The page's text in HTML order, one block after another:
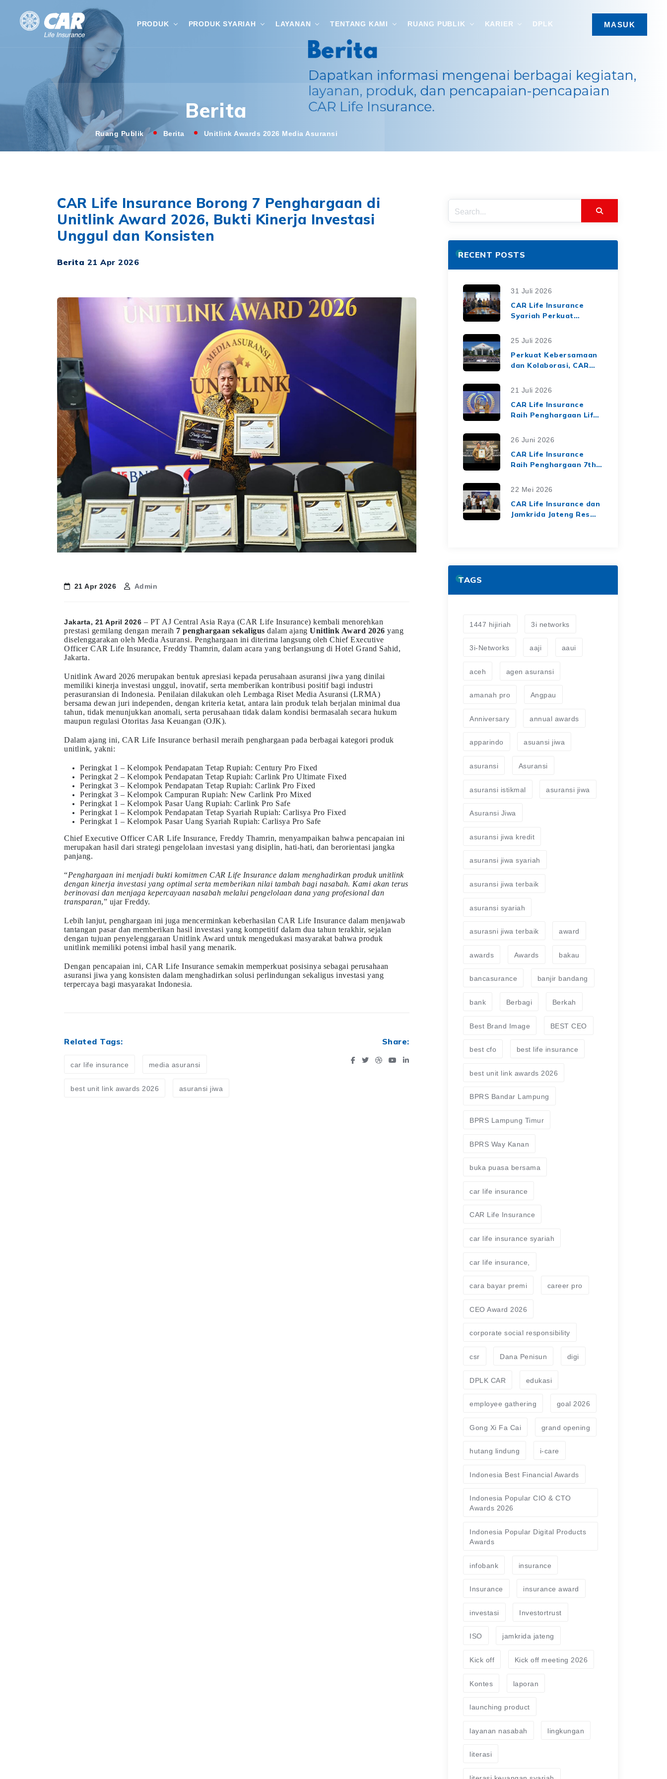
PRODUK PRODUK SYARIAH LAYANAN TENTANG KAMI RUANG PUBLIK KARIER DPLK MASUK
Berita
Ruang Publik Berita Unitlink Awards 2026 Media Asuransi
CAR Life Insurance Borong 7 Penghargaan di
Unitlink Award 2026, Bukti Kinerja Investasi
Unggul dan Konsisten
Berita 21 Apr 2026
21 Apr 2026 Admin
Jakarta, 21 April 2026 – PT AJ Central Asia Raya (CAR Life Insurance) kembali menorehkan
prestasi gemilang dengan meraih 7 penghargaan sekaligus dalam ajangUnitlink Award 2026 yang
diselenggarakan oleh Media Asuransi. Penghargaan ini diterima langsung oleh Chief Executive
Officer CAR Life Insurance, Freddy Thamrin, dalam acara yang berlangsung di Hotel Grand Sahid,
Jakarta.
Unitlink Award 2026 merupakan bentuk apresiasi kepada perusahaan asuransi jiwa yang dinilai
memiliki kinerja investasi unggul, inovatif, serta memberikan kontribusi positif bagi industri
perasuransian di Indonesia. Penilaian dilakukan oleh Lembaga Riset Media Asuransi (LRMA)
bersama dewan juri independen, dengan kriteria ketat, antara lain produk telah berjalan minimal dua
tahun, tidak menunjukkan anomali, serta perusahaan tidak dalam kondisi bermasalah secara hukum
maupun regulasi Otoritas Jasa Keuangan (OJK).
Dalam ajang ini, CAR Life Insurance berhasil meraih penghargaan pada berbagai kategori produk
unitlink, yakni:
Peringkat 1 – Kelompok Pendapatan Tetap Rupiah: Century Pro Fixed
Peringkat 2 – Kelompok Pendapatan Tetap Rupiah: Carlink Pro Ultimate Fixed
Peringkat 3 – Kelompok Pendapatan Tetap Rupiah: Carlink Pro Fixed
Peringkat 3 – Kelompok Campuran Rupiah: New Carlink Pro Mixed
Peringkat 1 – Kelompok Pasar Uang Rupiah: Carlink Pro Safe
Peringkat 1 – Kelompok Pendapatan Tetap Syariah Rupiah: Carlisya Pro Fixed
Peringkat 1 – Kelompok Pasar Uang Syariah Rupiah: Carlisya Pro Safe
Chief Executive Officer CAR Life Insurance, Freddy Thamrin, menyampaikan bahwa pencapaian ini
merupakan hasil dari strategi pengelolaan investasi yang disiplin, hati-hati, dan berorientasi jangka
panjang.
“Penghargaan ini menjadi bukti komitmen CAR Life Insurance dalam menghadirkan produk unitlink
dengan kinerja investasi yang optimal serta memberikan nilai tambah bagi nasabah. Kami akan terus
berinovasi dan menjaga kepercayaan nasabah melalui pengelolaan dana yang profesional dan
transparan,” ujar Freddy.
Lebih lanjut, penghargaan ini juga mencerminkan keberhasilan CAR Life Insurance dalam menjawab
tantangan pasar dan memberikan hasil investasi yang kompetitif dalam dua tahun terakhir, sejalan
dengan tujuan penyelenggaraan Unitlink Award untuk mengedukasi masyarakat bahwa produk
unitlink memiliki potensi imbal hasil yang menarik.
Dengan pencapaian ini, CAR Life Insurance semakin memperkuat posisinya sebagai perusahaan
asuransi jiwa yang konsisten dalam menghadirkan solusi perlindungan sekaligus investasi yang
terpercaya bagi masyarakat Indonesia.
Related Tags:
car life insurance media asuransi
best unit link awards 2026 asuransi jiwa
Share:
RECENT POSTS
31 Juli 2026
CAR Life Insurance
Syariah Perkuat
Syariah melalui Kerja
Syariah dengan Tiga
BPRS di Lampung
25 Juli 2026
Perkuat Kebersamaan
dan Kolaborasi, CAR
Employee Gathering
"Harmoni Nusantara,
Sinergi Berkelanjutan"
21 Juli 2026
CAR Life Insurance
Raih Penghargaan Life
Market Leaders 2026
26 Juni 2026
CAR Life Insurance
Raih Penghargaan 7th
Companies Awards
Keuangan yang Solid
dan Berkelanjutan
22 Mei 2026
CAR Life Insurance dan
Jamkrida Jateng Resmi
TAGS
1447 hijiriah 3i networks
3i-Networks aaji aaui
aceh agen asuransi
amanah pro Angpau
Anniversary annual awards
apparindo asuansi jiwa
asuransi Asuransi
asuransi istikmal asuransi jiwa
Asuransi Jiwa
asuransi jiwa kredit
asuransi jiwa syariah
asuransi jiwa terbaik
asuransi syariah
asurasni jiwa terbaik award
awards Awards bakau
bancasurance banjir bandang
bank Berbagi Berkah
Best Brand Image BEST CEO
best cfo best life insurance
best unit link awards 2026
BPRS Bandar Lampung
BPRS Lampung Timur
BPRS Way Kanan
buka puasa bersama
car life insurance
CAR Life Insurance
car life insurance syariah
car life insurance,
cara bayar premi career pro
CEO Award 2026
corporate social responsibility
csr Dana Penisun digi
DPLK CAR edukasi
employee gathering goal 2026
Gong Xi Fa Cai grand opening
hutang lindung i-care
Indonesia Best Financial Awards
Indonesia Popular CIO & CTO
Awards 2026
Indonesia Popular Digital Products
Awards
infobank insurance
Insurance insurance award
investasi Investortrust
ISO jamkrida jateng
Kick off Kick off meeting 2026
Kontes laporan
launching product
layanan nasabah lingkungan
literasi
literasi keuangan syariah